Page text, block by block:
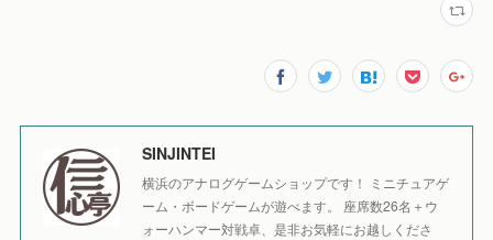
SINJINTEI
横浜のアナログゲームショップです！ ミニチュアゲ
ーム・ボードゲームが遊べます。 座席数26名＋ウ
ォーハンマー対戦卓、是非お気軽にお越しくださ